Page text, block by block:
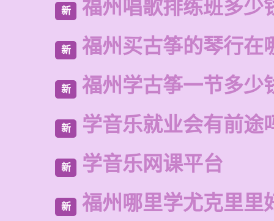
新 福州唱歌排练班多少
新 福州买古筝的琴行在
新 福州学古筝一节多少
新 学音乐就业会有前途
新 学音乐网课平台
新 福州哪里学尤克里里